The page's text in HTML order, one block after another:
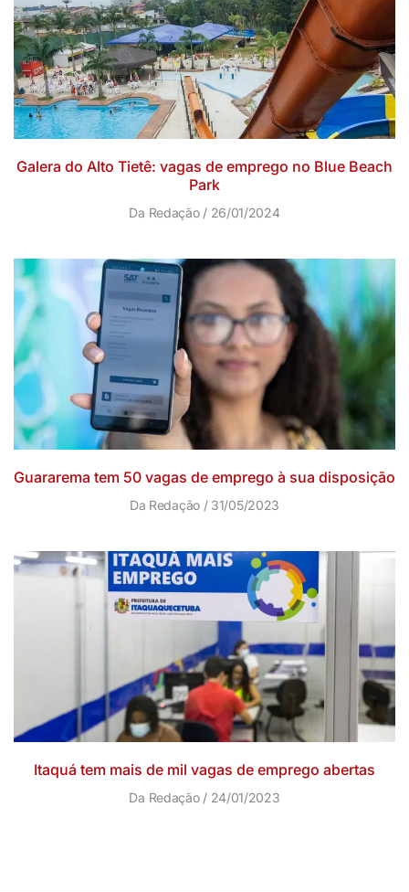
Galera do Alto Tietê: vagas de emprego no Blue Beach
Park
Da Redação 26/01/2024
Guararema tem 50 vagas de emprego à sua disposição
Da Redação 31/05/2023
Itaquá tem mais de mil vagas de emprego abertas
Da Redação 24/01/2023